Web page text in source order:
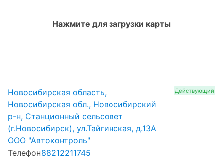
Нажмите для загрузки карты
Новосибирская область,
Новосибирская обл., Новосибирский
р-н, Станционный сельсовет
(г.Новосибирск), ул.Тайгинская, д.13А
ООО "Автоконтроль"
Телефон88212211745
Действующий